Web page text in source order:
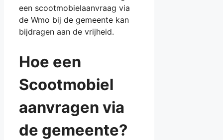
Hoe een
Scootmobiel
aanvragen via
de gemeente?